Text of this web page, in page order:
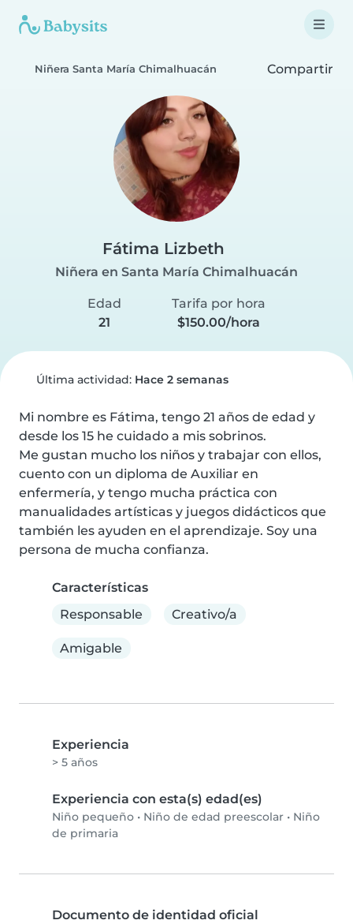
Niñera Santa María Chimalhuacán Compartir
Fátima Lizbeth
Niñera en Santa María Chimalhuacán
Edad
21
Tarifa por hora
$150.00/hora
Última actividad: Hace 2 semanas
Mi nombre es Fátima, tengo 21 años de edad y
desde los 15 he cuidado a mis sobrinos.
Me gustan mucho los niños y trabajar con ellos,
cuento con un diploma de Auxiliar en
enfermería, y tengo mucha práctica con
manualidades artísticas y juegos didácticos que
también les ayuden en el aprendizaje. Soy una
persona de mucha confianza.
Características
Responsable
Creativo/a
Amigable
Experiencia
> 5 años
Experiencia con esta(s) edad(es)
Niño pequeño • Niño de edad preescolar • Niño
de primaria
Documento de identidad oficial